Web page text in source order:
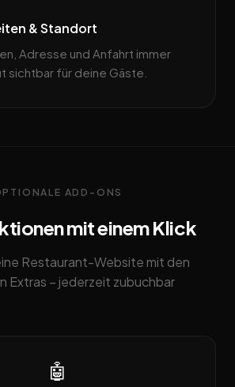
& Standort
Adresse und Anfahrt immer
sichtbar für deine Gäste.
ADD-ONS
mit einem Klick
Restaurant-Website mit den
Extras – jederzeit zubuchbar
🤖